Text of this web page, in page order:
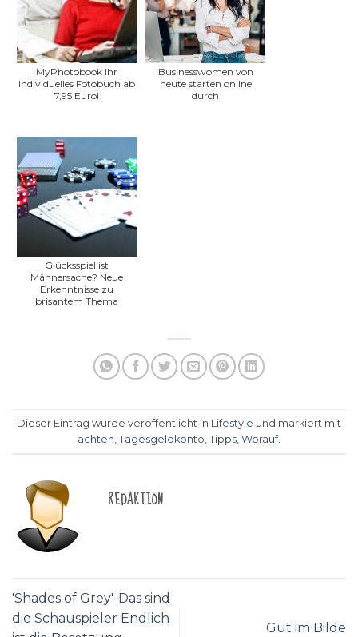
MyPhotobook Ihr
individuelles Fotobuch ab
7,95 Euro!
Businesswomen von
heute starten online
durch
Glücksspiel ist
Männersache? Neue
Erkenntnisse zu
brisantem Thema
Dieser Eintrag wurde veröffentlicht in Lifestyle und markiert mit
achten Tagesgeldkonto Tipps Worauf.
REDAKTION
'Shades of Grey'-Das sind
die Schauspieler Endlich
Gut im Bilde